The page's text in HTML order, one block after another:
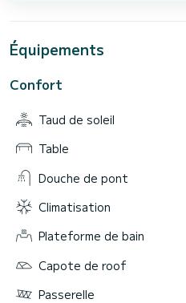
Équipements
Confort
Taud de soleil
Table
Douche de pont
Climatisation
Plateforme de bain
Capote de roof
Passerelle